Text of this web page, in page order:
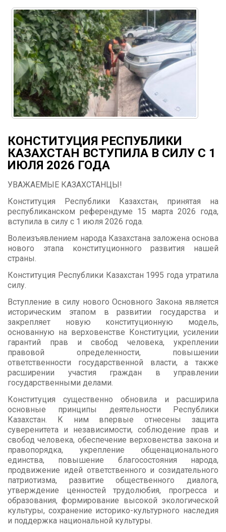
КОНСТИТУЦИЯ РЕСПУБЛИКИ
КАЗАХСТАН ВСТУПИЛА В СИЛУ С 1
ИЮЛЯ 2026 ГОДА
УВАЖАЕМЫЕ КАЗАХСТАНЦЫ!
Конституция Республики Казахстан, принятая на
республиканском референдуме 15 марта 2026 года,
вступила в силу с 1 июля 2026 года.
Волеизъявлением народа Казахстана заложена основа
нового этапа конституционного развития нашей
страны.
Конституция Республики Казахстан 1995 года утратила
силу.
Вступление в силу нового Основного Закона является
историческим этапом в развитии государства и
закрепляет новую конституционную модель,
основанную на верховенстве Конституции, усилении
гарантий прав и свобод человека, укреплении
правовой определенности, повышении
ответственности государственной власти, а также
расширении участия граждан в управлении
государственными делами.
Конституция существенно обновила и расширила
основные принципы деятельности Республики
Казахстан. К ним впервые отнесены защита
суверенитета и независимости, соблюдение прав и
свобод человека, обеспечение верховенства закона и
правопорядка, укрепление общенационального
единства, повышение благосостояния народа,
продвижение идей ответственного и созидательного
патриотизма, развитие общественного диалога,
утверждение ценностей трудолюбия, прогресса и
образования, формирование высокой экологической
культуры, сохранение историко-культурного наследия
и поддержка национальной культуры.